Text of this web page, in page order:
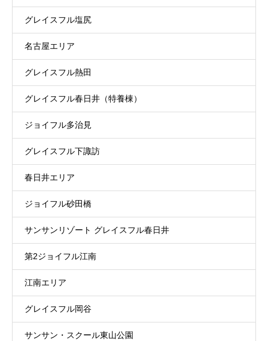
グレイスフル塩尻
名古屋エリア
グレイスフル熱田
グレイスフル春日井（特養棟）
ジョイフル多治見
グレイスフル下諏訪
春日井エリア
ジョイフル砂田橋
サンサンリゾート グレイスフル春日井
第2ジョイフル江南
江南エリア
グレイスフル岡谷
サンサン・スクール東山公園